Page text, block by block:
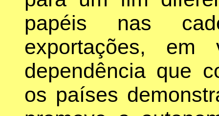
papéis nas
exportações,
dependência que
os países